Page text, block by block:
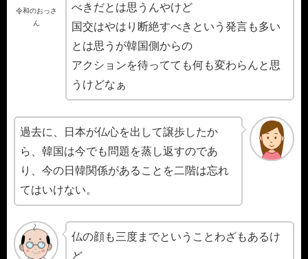
令和のおっさ
ん
べきだとは思うんやけど
国交はやはり断絶すべきという発言も多い
とは思うが韓国側からの
アクションを待ってても何も変わらんと思
うけどなぁ
過去に、日本が仏心を出して譲歩したか
ら、韓国は今でも問題を蒸し返すのであ
り、今の日韓関係があることを二階は忘れ
てはいけない。
仏の顔も三度までということわざもあるけ
ど